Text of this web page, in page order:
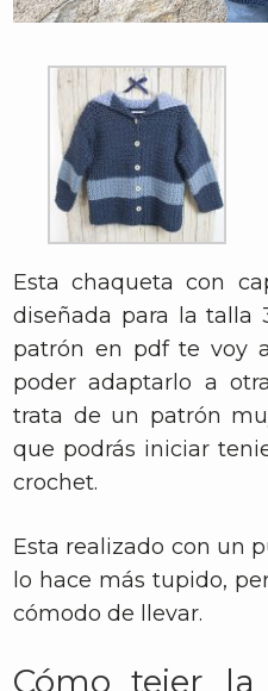
Esta chaqueta con
diseñada para la talla
patrón en pdf te voy
poder adaptarlo a
trata de un patrón
que podrás iniciar
crochet.
Esta realizado con un
lo hace más tupido,
cómodo de llevar.
Cómo tejer la